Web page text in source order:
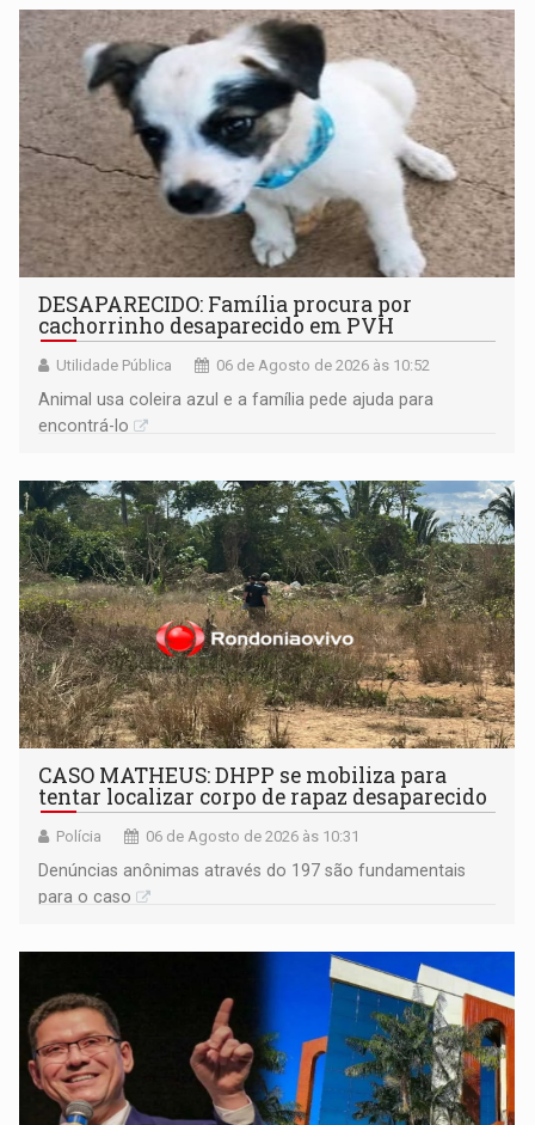
DESAPARECIDO: Família procura por
cachorrinho desaparecido em PVH
Utilidade Pública 06 de Agosto de 2026 às 10:52
Animal usa coleira azul e a família pede ajuda para
encontrá-lo
CASO MATHEUS: DHPP se mobiliza para
tentar localizar corpo de rapaz desaparecido
Polícia 06 de Agosto de 2026 às 10:31
Denúncias anônimas através do 197 são fundamentais
para o caso